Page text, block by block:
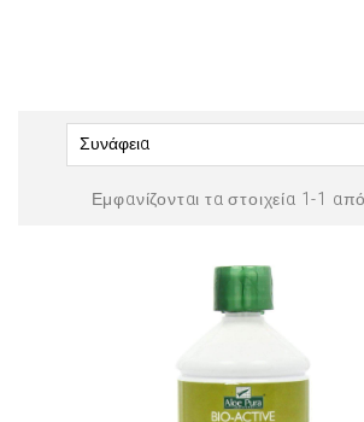
Συνάφεια
Εμφανίζονται τα στοιχεία 1-1